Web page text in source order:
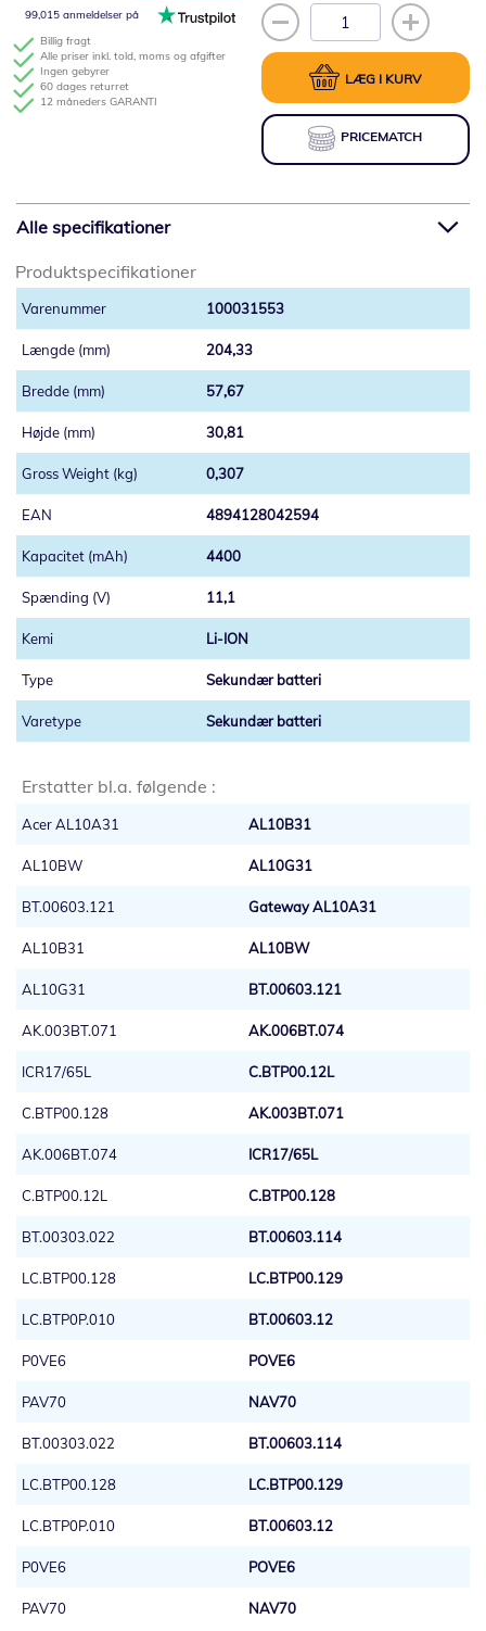
LÆG I KURV
PRICEMATCH
Billig fragt
Alle priser inkl. told, moms og afgifter
Ingen gebyrer
60 dages returret
12 måneders GARANTI
99,015 anmeldelser på
Alle specifikationer
Produktspecifikationer
100031553
204,33
57,67
30,81
0,307
4894128042594
4400
11,1
Li-ION
Sekundær batteri
Sekundær batteri
Erstatter bl.a. følgende :
Acer AL10A31 AL10B31
AL10BW AL10G31
BT.00603.121 Gateway AL10A31
AL10B31 AL10BW
AL10G31 BT.00603.121
AK.003BT.071 AK.006BT.074
ICR17/65L C.BTP00.12L
C.BTP00.128 AK.003BT.071
AK.006BT.074 ICR17/65L
C.BTP00.12L C.BTP00.128
BT.00303.022 BT.00603.114
LC.BTP00.128 LC.BTP00.129
LC.BTP0P.010 BT.00603.12
P0VE6 POVE6
PAV70 NAV70
BT.00303.022 BT.00603.114
LC.BTP00.128 LC.BTP00.129
LC.BTP0P.010 BT.00603.12
P0VE6 POVE6
PAV70 NAV70